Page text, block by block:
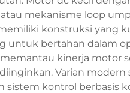
mekanisme loop
konstruksi yang
untuk bertahan dalam
kinerja motor
Varian modern
kontrol berbasis